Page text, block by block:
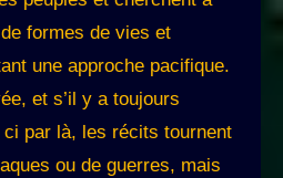
formes de vies et
une approche pacifique.
et s’il y a toujours
par là, les récits tournent
ou de guerres, mais